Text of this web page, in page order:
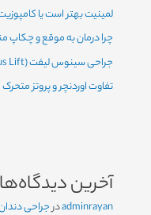
لمینیت بهتر است یا
چرا درمان به موقع و چکاپ
جراحی سینوس لیفت (Sinus Lift): هر آنچه باید بدانید
تفاوت اوردنچر و پروتز
آخرین دیدگاه‌ها
adminrayanدرجراحی